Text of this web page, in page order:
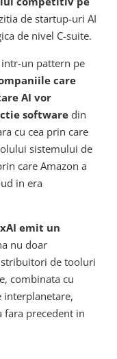
de startup-uri AI
de nivel C-suite.
intr-un pattern pe
care
AI vor
software din
cu cea prin care
sistemului de
care Amazon a
in era
emit un
nu doar
de tooluri
combinata cu
interplanetare,
precedent in